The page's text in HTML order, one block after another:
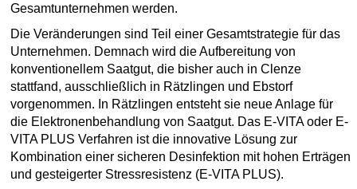
Gesamtunternehmen werden.
Die Veränderungen sind Teil einer Gesamtstrategie für das
Unternehmen. Demnach wird die Aufbereitung von
konventionellem Saatgut, die bisher auch in Clenze
stattfand, ausschließlich in Rätzlingen und Ebstorf
vorgenommen. In Rätzlingen entsteht sie neue Anlage für
die Elektronenbehandlung von Saatgut. Das E-VITA oder E-
VITA PLUS Verfahren ist die innovative Lösung zur
Kombination einer sicheren Desinfektion mit hohen Erträgen
und gesteigerter Stressresistenz (E-VITA PLUS).